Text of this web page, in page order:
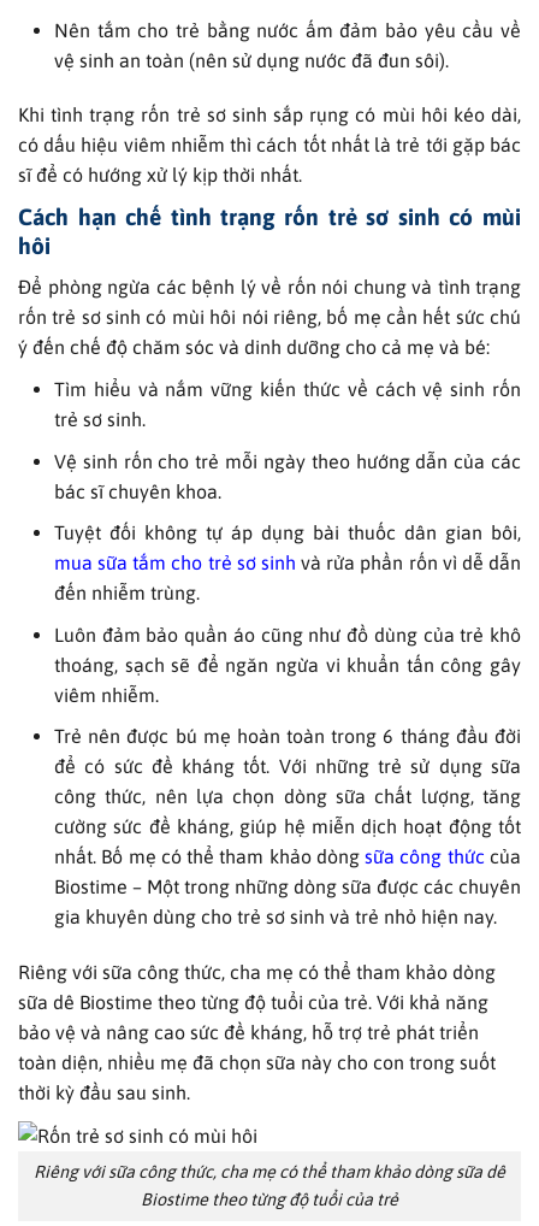
Nên tắm cho trẻ bằng nước ấm đảm bảo yêu cầu về
vệ sinh an toàn (nên sử dụng nước đã đun sôi).
Khi tình trạng rốn trẻ sơ sinh sắp rụng có mùi hôi kéo dài,
có dấu hiệu viêm nhiễm thì cách tốt nhất là trẻ tới gặp bác
sĩ để có hướng xử lý kịp thời nhất.
Cách hạn chế tình trạng rốn trẻ sơ sinh có mùi
hôi
Để phòng ngừa các bệnh lý về rốn nói chung và tình trạng
rốn trẻ sơ sinh có mùi hôi nói riêng, bố mẹ cần hết sức chú
ý đến chế độ chăm sóc và dinh dưỡng cho cả mẹ và bé:
Tìm hiểu và nắm vững kiến thức về cách vệ sinh rốn
trẻ sơ sinh.
Vệ sinh rốn cho trẻ mỗi ngày theo hướng dẫn của các
bác sĩ chuyên khoa.
Tuyệt đối không tự áp dụng bài thuốc dân gian bôi,
mua sữa tắm cho trẻ sơ sinh và rửa phần rốn vì dễ dẫn
đến nhiễm trùng.
Luôn đảm bảo quần áo cũng như đồ dùng của trẻ khô
thoáng, sạch sẽ để ngăn ngừa vi khuẩn tấn công gây
viêm nhiễm.
Trẻ nên được bú mẹ hoàn toàn trong 6 tháng đầu đời
để có sức đề kháng tốt. Với những trẻ sử dụng sữa
công thức, nên lựa chọn dòng sữa chất lượng, tăng
cường sức đề kháng, giúp hệ miễn dịch hoạt động tốt
nhất. Bố mẹ có thể tham khảo dòngsữa công thức của
Biostime – Một trong những dòng sữa được các chuyên
gia khuyên dùng cho trẻ sơ sinh và trẻ nhỏ hiện nay.
Riêng với sữa công thức, cha mẹ có thể tham khảo dòng
sữa dê Biostime theo từng độ tuổi của trẻ. Với khả năng
bảo vệ và nâng cao sức đề kháng, hỗ trợ trẻ phát triển
toàn diện, nhiều mẹ đã chọn sữa này cho con trong suốt
thời kỳ đầu sau sinh.
Riêng với sữa công thức, cha mẹ có thể tham khảo dòng sữa dê
Biostime theo từng độ tuổi của trẻ